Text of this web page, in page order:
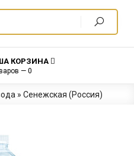
КОРЗИНА
— 0
» Сенежская (Россия)